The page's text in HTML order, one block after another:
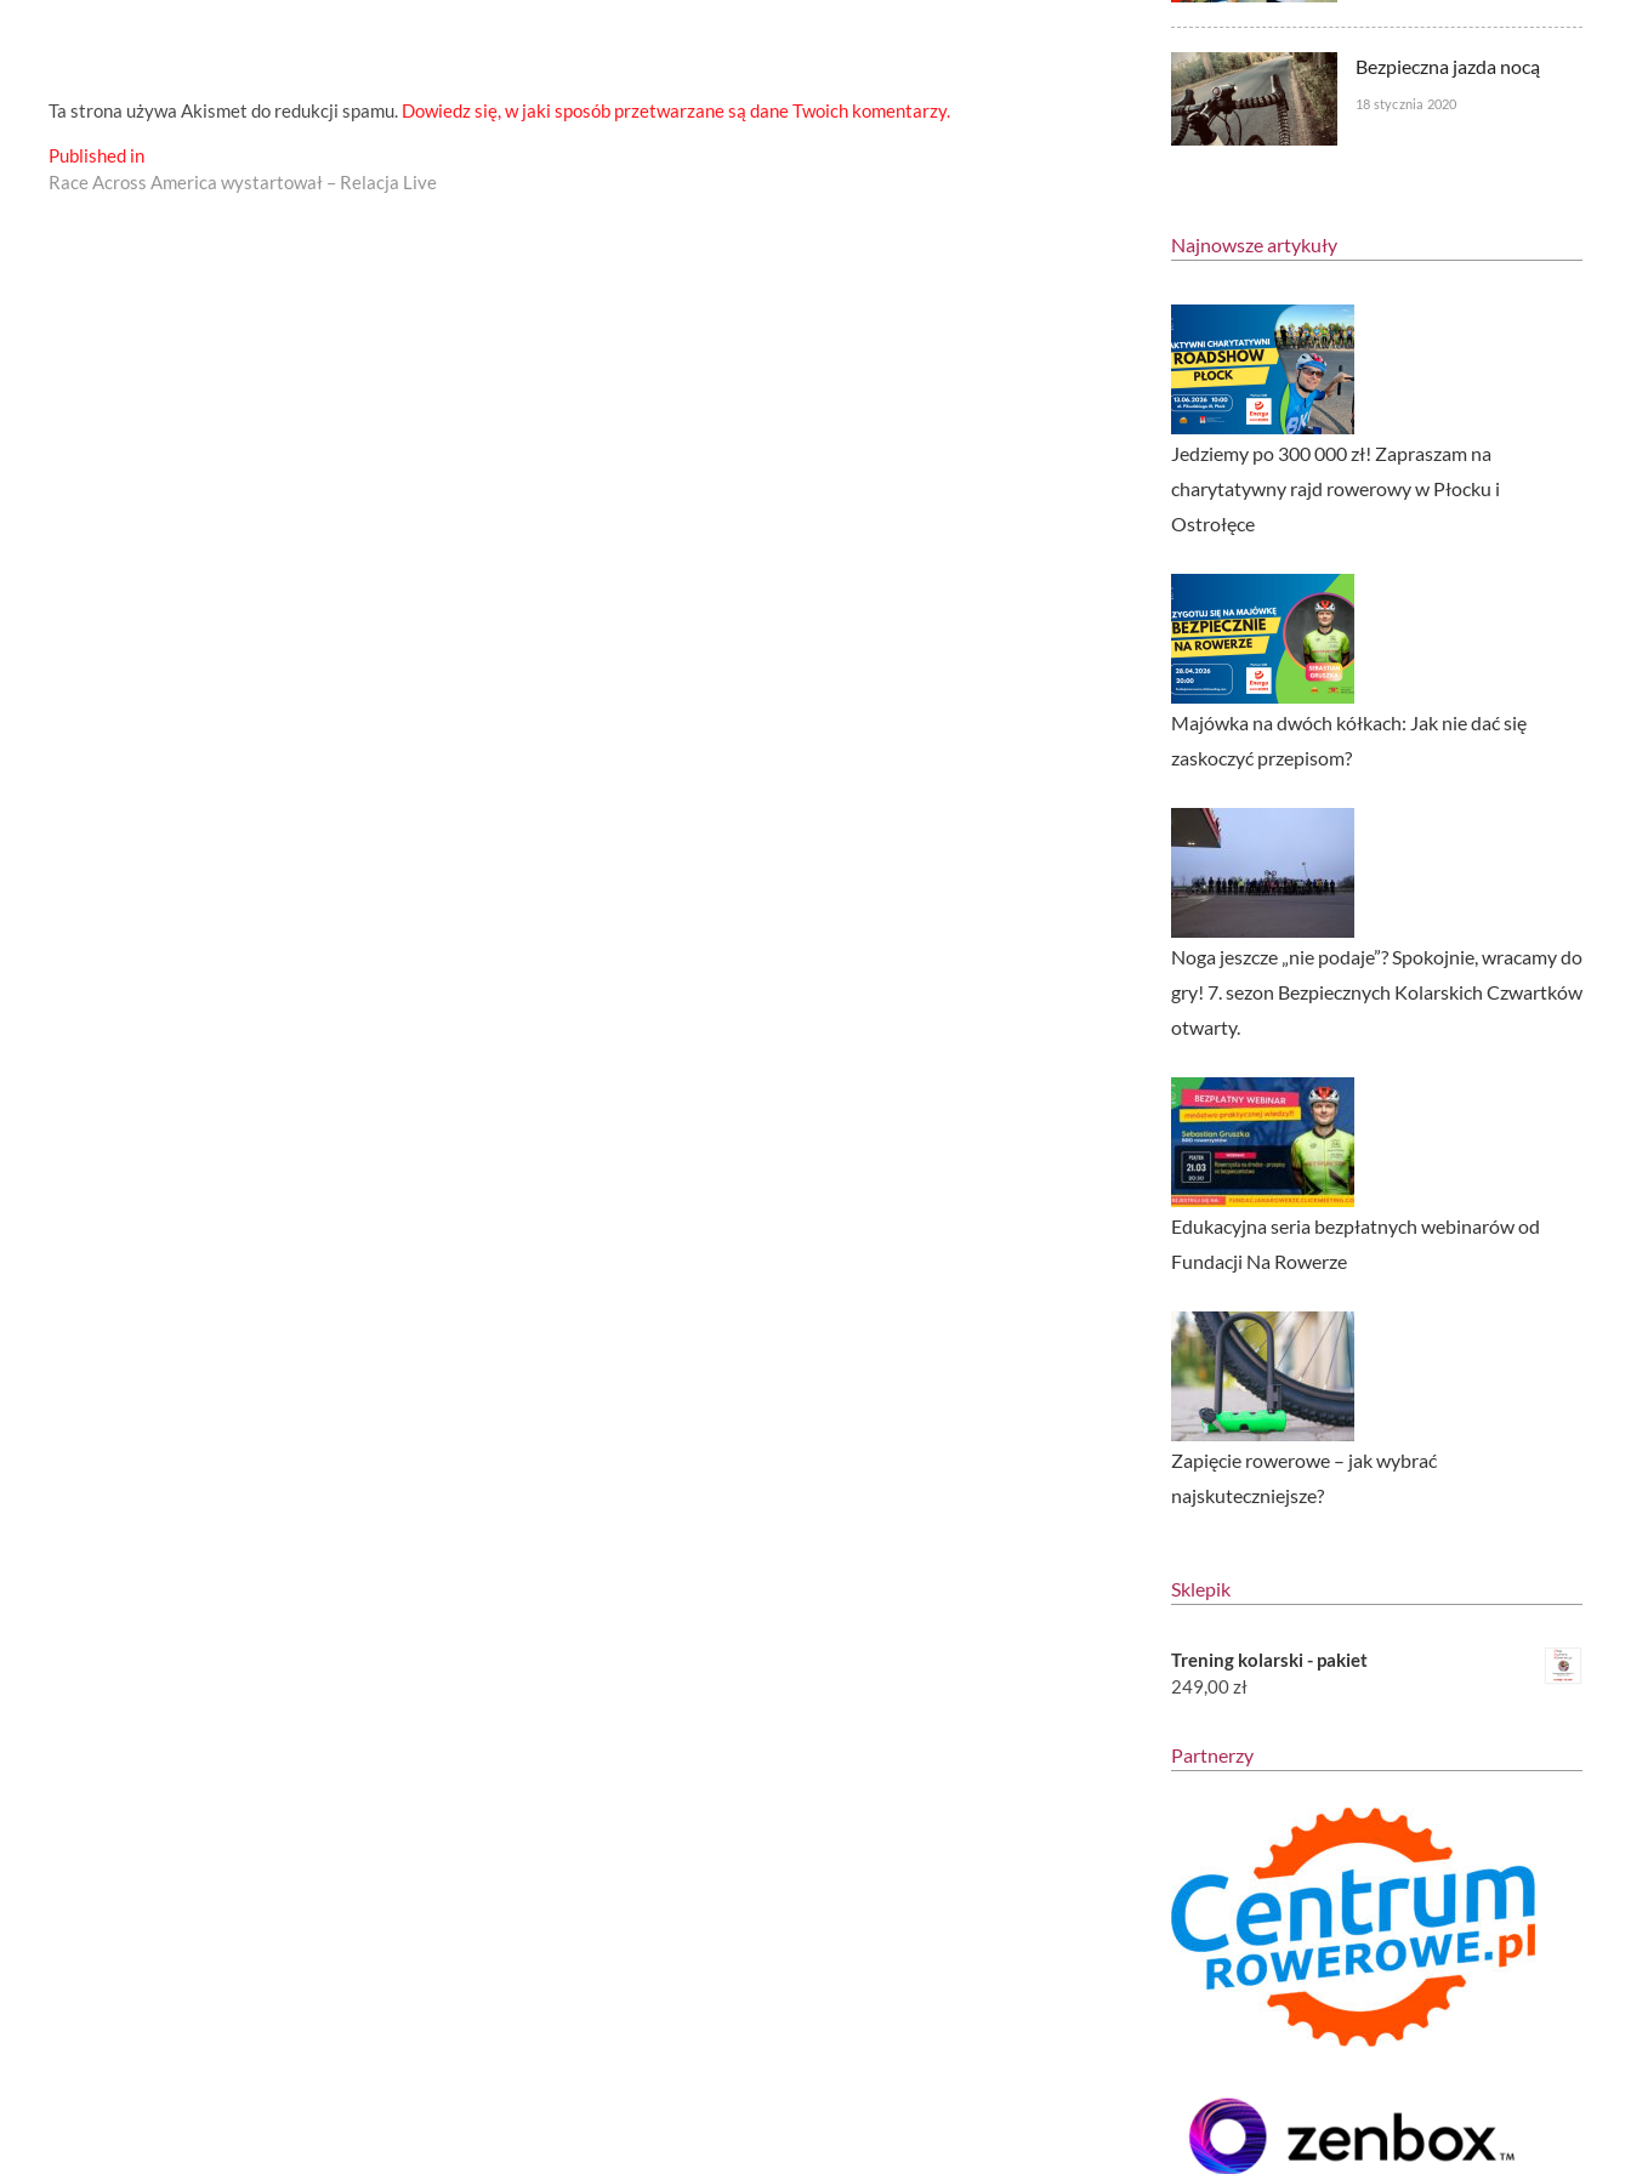
Ta strona używa Akismet do redukcji spamu. Dowiedz się, w jaki sposób przetwarzane są dane Twoich komentarzy.
Nawigacja
wpisu
Published in
Race Across America wystartował – Relacja Live
Bezpieczna jazda nocą
18 stycznia 2020
Najnowsze artykuły
Jedziemy po 300 000 zł! Zapraszam na
charytatywny rajd rowerowy w Płocku i
Ostrołęce
Majówka na dwóch kółkach: Jak nie dać się
zaskoczyć przepisom?
Noga jeszcze „nie podaje”? Spokojnie, wracamy do
gry! 7. sezon Bezpiecznych Kolarskich Czwartków
otwarty.
Edukacyjna seria bezpłatnych webinarów od
Fundacji Na Rowerze
Zapięcie rowerowe – jak wybrać
najskuteczniejsze?
Sklepik
Trening kolarski - pakiet
249,00zł
Partnerzy